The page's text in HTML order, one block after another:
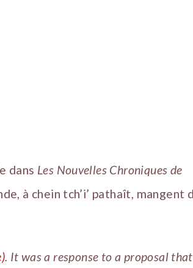
dans Les Nouvelles Chroniques de
à chein tch’i’ pathaît, mangent
. It was a response to a proposal that